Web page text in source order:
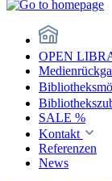
OPEN
SALE %
Kontakt
Referenzen
News